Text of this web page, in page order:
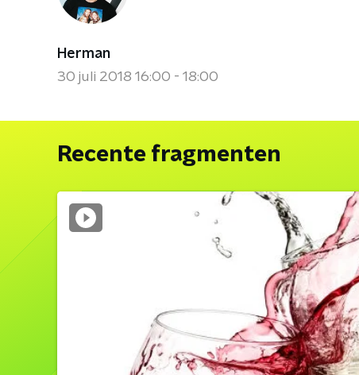
Herman
30 juli 2018 16:00 - 18:00
Recente fragmenten